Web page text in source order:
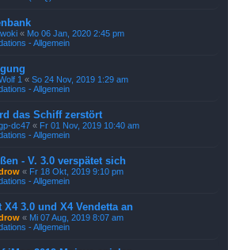
« Mo 06 Jan, 2020 2:45 pm
- Allgemein
1 « So 24 Nov, 2019 1:29 am
- Allgemein
das Schiff zerstört
dc47 « Fr 01 Nov, 2019 10:40 am
- Allgemein
- V. 3.0 verspätet sich
« Fr 18 Okt, 2019 9:10 pm
- Allgemein
3.0 und X4 Vendetta an
« Mi 07 Aug, 2019 8:07 am
- Allgemein